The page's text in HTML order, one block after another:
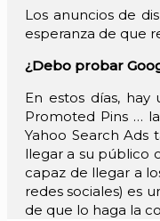
Los anuncios de
esperanza de que
¿Debo probar
En estos días,
Promoted Pins …
Yahoo Search
llegar a su público
capaz de llegar a
redes sociales) es
de que lo haga la